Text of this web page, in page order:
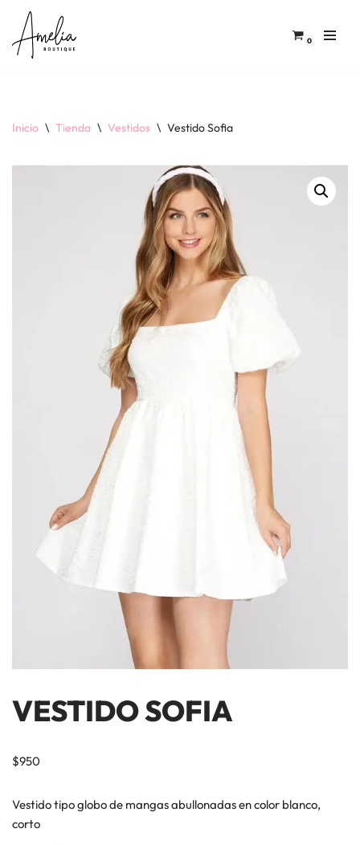
Saltar
0
Inicio \ Tienda \ Vestidos \ Vestido Sofia
VESTIDO SOFIA
$950
Vestido tipo globo de mangas abullonadas en color blanco,
corto